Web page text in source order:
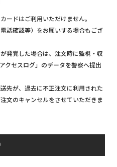
ードはご利用いただけません。
話確認等）をお願いする場合もござ
発覚した場合は、注文時に監視・収
クセスログ」のデータを警察へ提出
先が、過去に不正注文に利用された
文のキャンセルをさせていただきま